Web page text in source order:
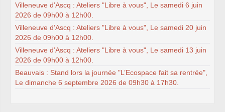
Villeneuve d’Ascq : Ateliers "Libre à vous", Le samedi 6 juin
2026 de 09h00 à 12h00.
Villeneuve d’Ascq : Ateliers "Libre à vous", Le samedi 20 juin
2026 de 09h00 à 12h00.
Villeneuve d’Ascq : Ateliers "Libre à vous", Le samedi 13 juin
2026 de 09h00 à 12h00.
Beauvais : Stand lors la journée "L’Ecospace fait sa rentrée",
Le dimanche 6 septembre 2026 de 09h30 à 17h30.